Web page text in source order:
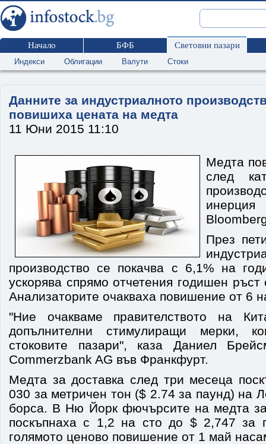
Начало БФБ Световни пазари
Индекси Облигации Валути Стоки
Данните за индустриалното
повишиха цената на медта
11 Юни 2015 11:10
Медта
след
През
производство се покачва с 6,1% на
ускорява спрямо отчетения годишен
Анализаторите очакваха повишение от 6
"Ние очакваме правителството на
допълнителни стимулиращи мерки,
стоковите пазари", каза Даниел
Commerzbank AG във Франкфурт.
Медта за доставка след три месеца
030 за метричен тон ($ 2.74 за паунд) на
борса. В Ню Йорк фючърсите на медта
поскъпнаха с 1,2 на сто до $ 2,747 за
голямото ценово повишение от 1 май